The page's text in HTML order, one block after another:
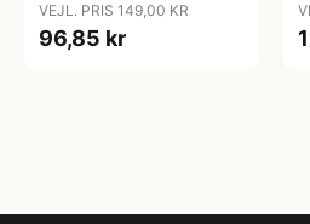
VEJL. PRIS 149,00 KR
96,85 kr